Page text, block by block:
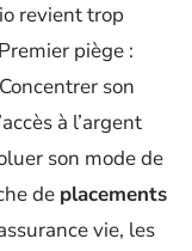
revient trop
piège :
son
à l’argent
son mode de
de placements
vie, les